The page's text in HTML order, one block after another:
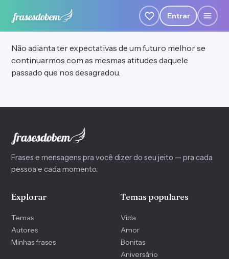
Entrar
Não adianta ter expectativas de um futuro melhor se
continuarmos com as mesmas atitudes daquele
passado que nos desagradou.
Frases e mensagens pra você dizer do seu jeito — pra cada
pessoa e cada momento.
Explorar
Temas
Autores
Minhas frases
Temas populares
Vida
Amor
Bonitas
Aniversário